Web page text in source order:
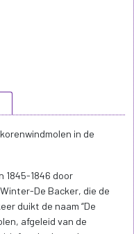
in de
1845-1846 door
De Backer, die de
duikt de naam “De
afgeleid van de